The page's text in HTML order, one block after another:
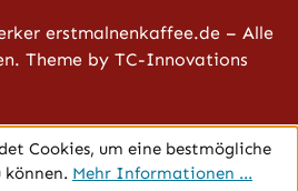
erstmalnenkaffee.de – Alle
Theme by TC-Innovations
Cookies, um eine bestmögliche
können. Mehr Informationen ...